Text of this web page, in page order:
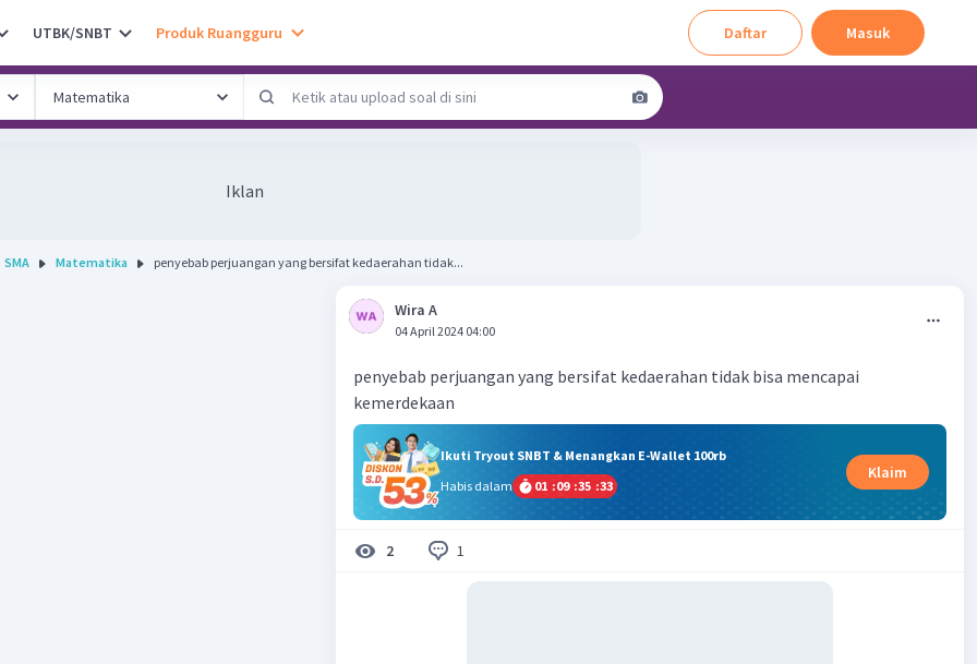
UTBK/SNBT Produk Ruangguru Daftar Masuk
Iklan
SMA Matematika penyebab perjuangan yang bersifat kedaerahan tidak...
Wira A
04 April 2024 04:00
penyebab perjuangan yang bersifat kedaerahan tidak bisa mencapai
kemerdekaan
Ikuti Tryout SNBT & Menangkan E-Wallet 100rb
Habis dalam
01 :09 :35 :32
Klaim
2 1